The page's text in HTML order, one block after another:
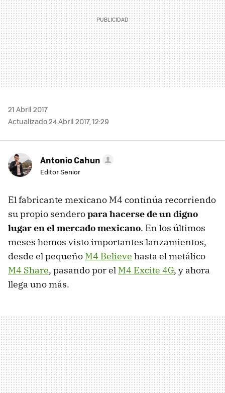
21 Abril 2017
Actualizado 24 Abril 2017, 12:29
Antonio Cahun
Editor Senior
El fabricante mexicano M4 continúa recorriendo
su propio senderopara hacerse de un digno
lugar en el mercado mexicano. En los últimos
meses hemos visto importantes lanzamientos,
desde el pequeño M4 Believe hasta el metálico
M4 Share, pasando por el M4 Excite 4G, y ahora
llega uno más.